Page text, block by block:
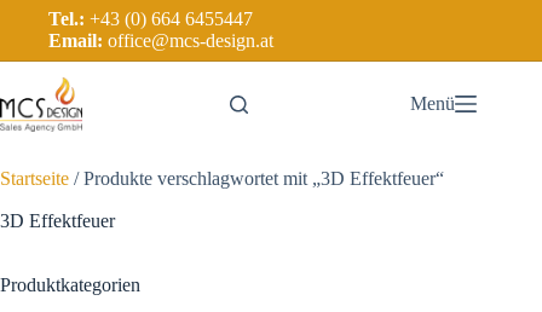
Tel.: +43 (0) 664 6455447
Email: office@mcs-design.at
Menü
Startseite / Produkte verschlagwortet mit „3D Effektfeuer“
3D Effektfeuer
Produktkategorien